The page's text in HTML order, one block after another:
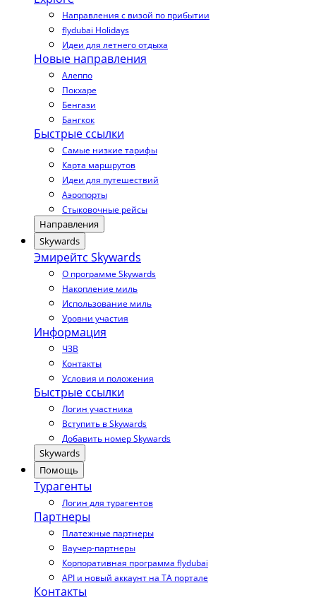
Направления с визой по прибытии
flydubai Holidays
Идеи для летнего отдыха
Новые направления
Алеппо
Покхаре
Бенгази
Бангкок
Быстрые ссылки
Самые низкие тарифы
Карта маршрутов
Идеи для путешествий
Аэропорты
Стыковочные рейсы
Направления
Skywards
Эмирейтс Skywards
О программе Skywards
Накопление миль
Использование миль
Уровни участия
Информация
ЧЗВ
Контакты
Условия и положения
Быстрые ссылки
Логин участника
Вступить в Skywards
Добавить номер Skywards
Skywards
Помощь
Турагенты
Логин для турагентов
Партнеры
Платежные партнеры
Ваучер-партнеры
Корпоративная программа flydubai
API и новый аккаунт на TA портале
Контакты